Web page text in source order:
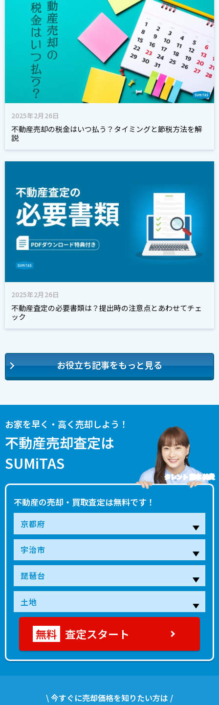
2025年2月26日
不動産売却の税金はいつ払う？タイミングと節税方法を解
説
2025年2月26日
不動産査定の必要書類は？提出時の注意点とあわせてチェ
ック
お役立ち記事をもっと見る
お家を早く・高く売却しよう！
不動産売却査定は
SUMiTAS
不動産の売却・買取査定は無料です！
タレント 藤本 美貴
査定スタート
\ 今すぐに売却価格を知りたい方は /